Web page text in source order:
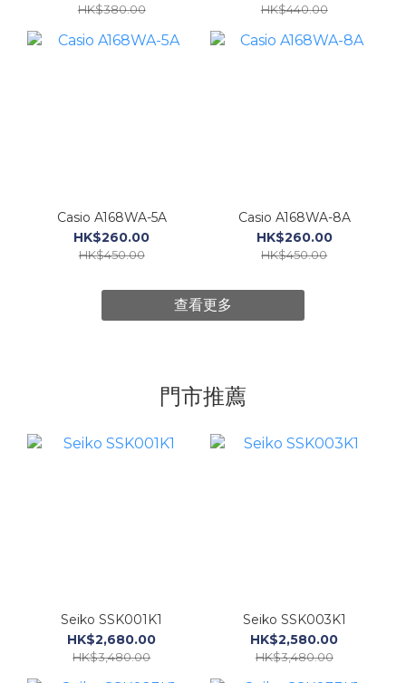
HK$380.00 HK$440.00
Casio A168WA-5A
HK$260.00
HK$450.00
Casio A168WA-8A
HK$260.00
HK$450.00
查看更多
門市推薦
Seiko SSK001K1
HK$2,680.00
HK$3,480.00
Seiko SSK003K1
HK$2,580.00
HK$3,480.00